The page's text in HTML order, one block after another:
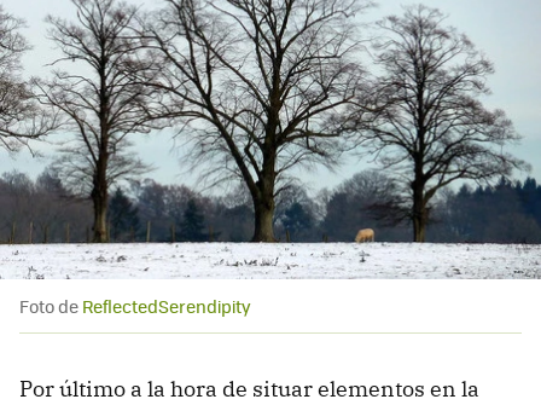
Foto de ReflectedSerendipity
Por último a la hora de situar elementos en la